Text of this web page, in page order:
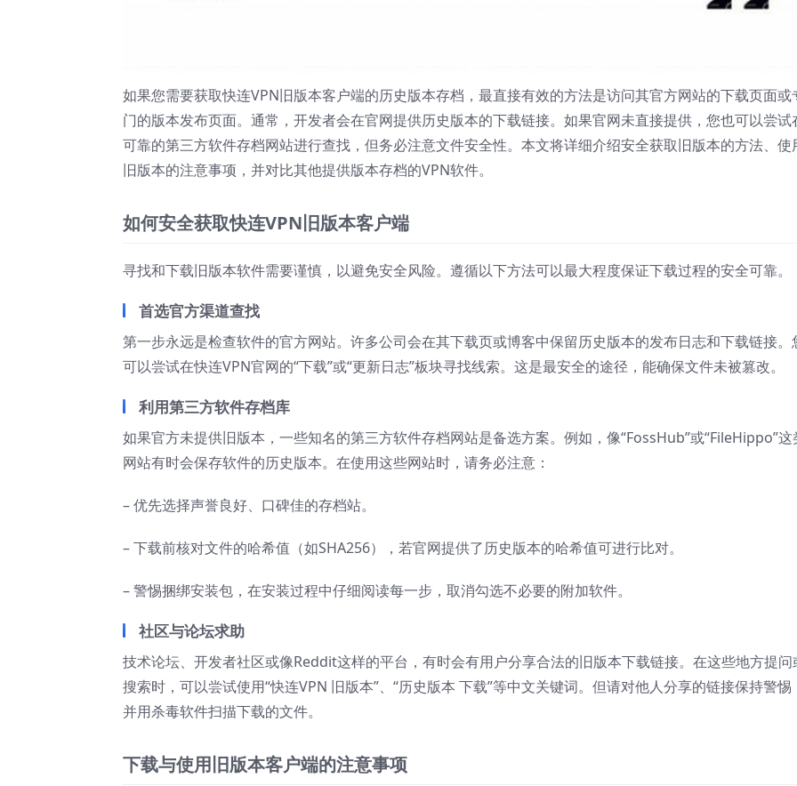
如果您需要获取快连VPN旧版本客户端的历史版本存档，最直接有效的方法是访问其官方网站的下载页面或
门的版本发布页面。通常，开发者会在官网提供历史版本的下载链接。如果官网未直接提供，您也可以尝试
可靠的第三方软件存档网站进行查找，但务必注意文件安全性。本文将详细介绍安全获取旧版本的方法、使
旧版本的注意事项，并对比其他提供版本存档的VPN软件。
如何安全获取快连VPN旧版本客户端
寻找和下载旧版本软件需要谨慎，以避免安全风险。遵循以下方法可以最大程度保证下载过程的安全可靠。
首选官方渠道查找
第一步永远是检查软件的官方网站。许多公司会在其下载页或博客中保留历史版本的发布日志和下载链接。
可以尝试在快连VPN官网的“下载”或“更新日志”板块寻找线索。这是最安全的途径，能确保文件未被篡改。
利用第三方软件存档库
如果官方未提供旧版本，一些知名的第三方软件存档网站是备选方案。例如，像“FossHub”或“FileHippo”这
网站有时会保存软件的历史版本。在使用这些网站时，请务必注意：
– 优先选择声誉良好、口碑佳的存档站。
– 下载前核对文件的哈希值（如SHA256），若官网提供了历史版本的哈希值可进行比对。
– 警惕捆绑安装包，在安装过程中仔细阅读每一步，取消勾选不必要的附加软件。
社区与论坛求助
技术论坛、开发者社区或像Reddit这样的平台，有时会有用户分享合法的旧版本下载链接。在这些地方提问
搜索时，可以尝试使用“快连VPN 旧版本”、“历史版本 下载”等中文关键词。但请对他人分享的链接保持警惕
并用杀毒软件扫描下载的文件。
下载与使用旧版本客户端的注意事项